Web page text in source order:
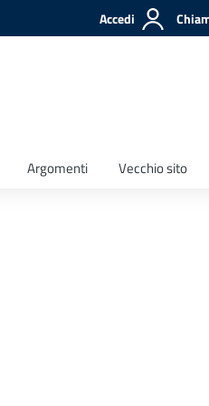
Accedi
Argomenti Vecchio sito